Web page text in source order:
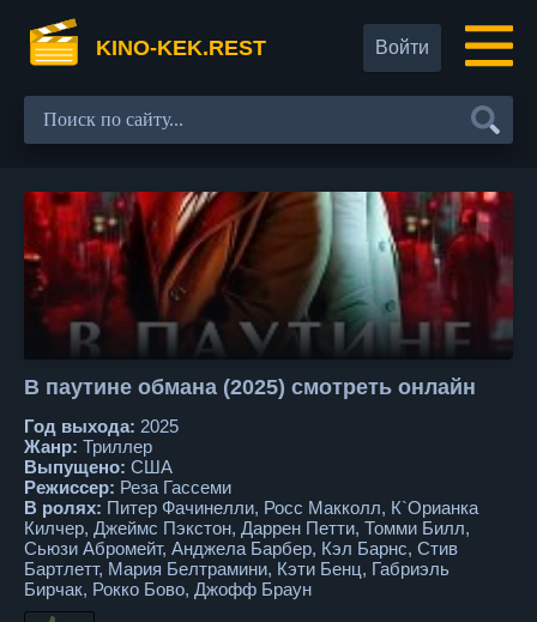
KINO-KEK.REST Войти
В паутине обмана (2025) смотреть онлайн
Год выхода: 2025
Жанр: Триллер
Выпущено: США
Режиссер: Реза Гассеми
В ролях: Питер Фачинелли, Росс Макколл, К`Орианка
Килчер, Джеймс Пэкстон, Даррен Петти, Томми Билл,
Сьюзи Абромейт, Анджела Барбер, Кэл Барнс, Стив
Бартлетт, Мария Белтрамини, Кэти Бенц, Габриэль
Бирчак, Рокко Бово, Джофф Браун